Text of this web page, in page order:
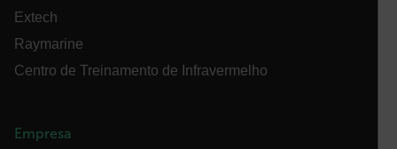
Extech
Raymarine
Centro de Treinamento de Infravermelho
Empresa